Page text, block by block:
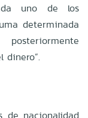
uno de los
determinada
dinero”.
de nacionalidad